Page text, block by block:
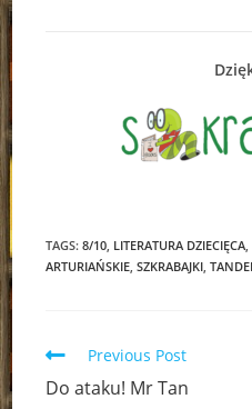
TAGS:8/10, LITERATURA DZIECIĘCA,
ARTURIAŃSKIE, SZKRABAJKI,
Read
articles
Previous Post
Do ataku! Mr Tan